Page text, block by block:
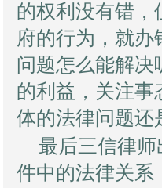
的权利没有错，
府的行为，就
问题怎么能解决
的利益，关注事
体的法律问题还
最后三信律
件中的法律关系